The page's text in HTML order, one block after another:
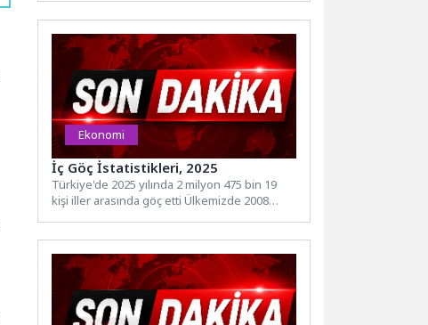
Ekonomi
İç Göç İstatistikleri, 2025
Türkiye'de 2025 yılında 2 milyon 475 bin 19
kişi iller arasında göç etti Ülkemizde 2008